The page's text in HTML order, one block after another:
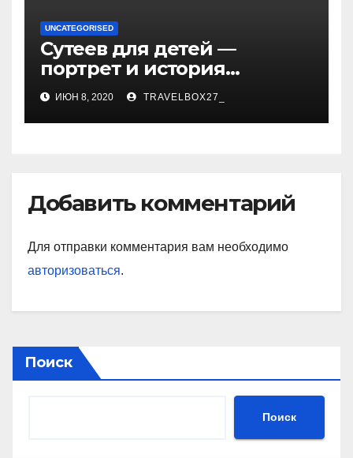
UNCATEGORISED
Сутеев для детей —
портрет и история
творчества известного и
любимого художника
ИЮН 8, 2020 TRAVELBOX27_
Добавить комментарий
Для отправки комментария вам необходимо
авторизоваться.
Поиск
Поиск